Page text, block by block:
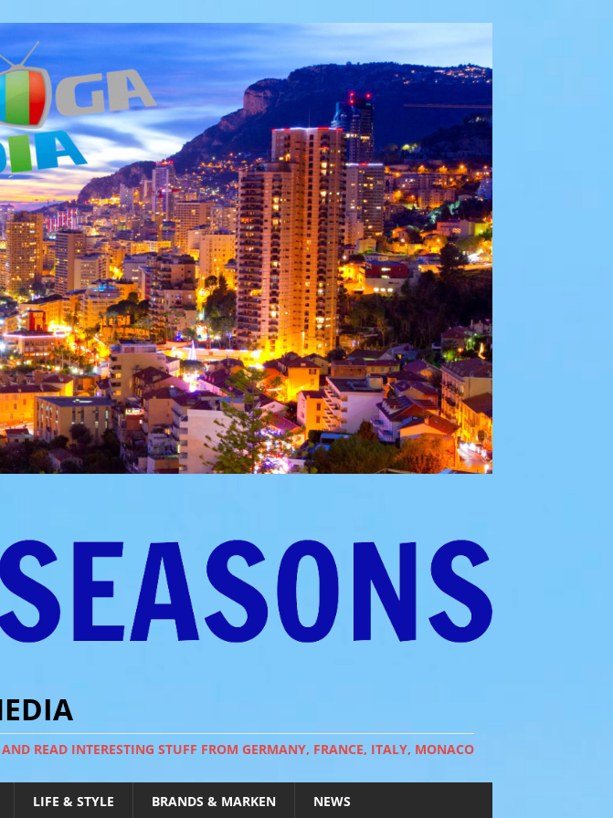
READ INTERESTING STUFF FROM GERMANY, FRANCE, ITALY, MONACO
LIFE & STYLE BRANDS & MARKEN NEWS